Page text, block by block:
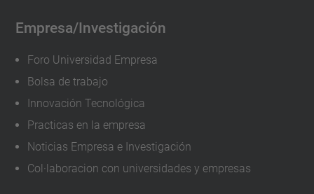
Empresa/Investigación
Foro Universidad Empresa
Bolsa de trabajo
Innovación Tecnológica
Practicas en la empresa
Noticias Empresa e Investigación
Col·laboracion con universidades y empresas